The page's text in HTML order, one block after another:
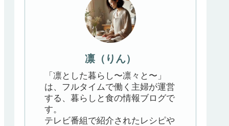
凛（りん）
「凛とした暮らし〜凛々と〜」
は、フルタイムで働く主婦が運営
する、暮らしと食の情報ブログで
す。
テレビ番組で紹介されたレシピや